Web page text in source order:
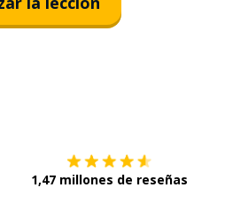
1,47 millones de reseñas